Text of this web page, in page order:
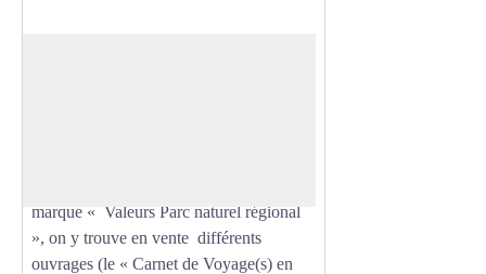
marque « Valeurs Parc naturel régional
», on y trouve en vente différents
ouvrages (le « Carnet de Voyage(s) en